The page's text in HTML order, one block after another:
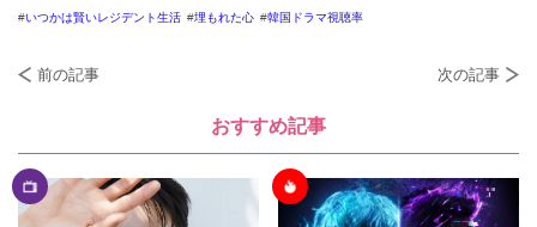
いつかは賢いレジデント生活 埋もれた心 韓国ドラマ視聴率
前の記事 次の記事
おすすめ記事